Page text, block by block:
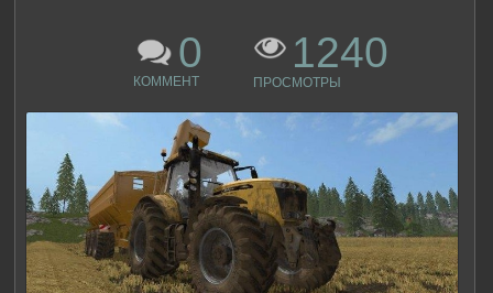
0
КОММЕНТ
1240
ПРОСМОТРЫ